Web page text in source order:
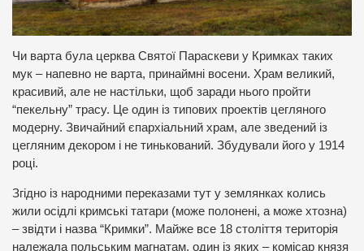
Чи варта була церква Святої Параскеви у Кримках таких
мук – напевно не варта, принаймні восени. Храм великий,
красивий, але не настільки, щоб заради нього пройти
“пекельну” трасу. Це один із типових проектів цегляного
модерну. Звичайний єпархіальний храм, але зведений із
цегляним декором і не тинькований. Збудували його у 1914
році.
Згідно із народними переказами тут у землянках колись
жили осідлі кримські татари (може полонені, а може хтозна)
– звідти і назва “Кримки”. Майже все 18 століття територія
належала польським магнатам, один із яких – комісар князя